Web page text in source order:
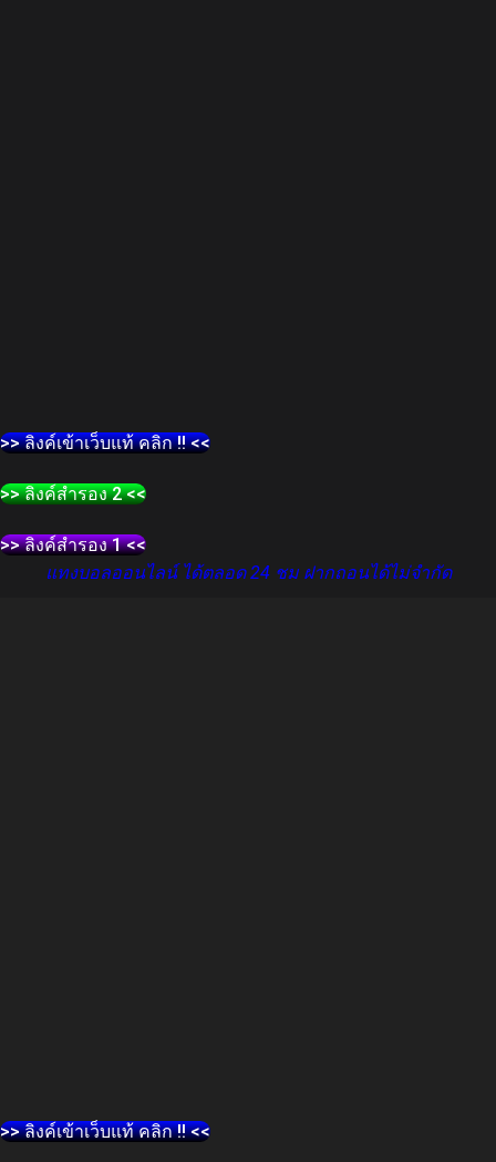
>> ลิงค์เข้าเว็บแท้ คลิก !! <<
>> ลิงค์สำรอง 2 <<
>> ลิงค์สำรอง 1 <<
แทงบอลออนไลน์ ได้ตลอด 24 ชม ฝากถอนได้ไม่จำกัด
>> ลิงค์เข้าเว็บแท้ คลิก !! <<